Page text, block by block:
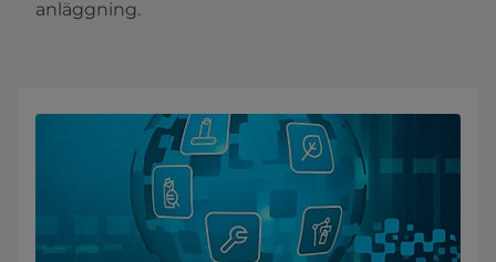
anläggning.